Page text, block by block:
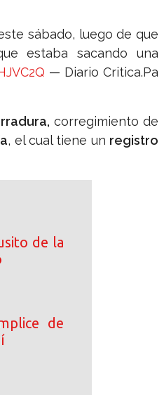
sábado, luego de que
estaba sacando una
— Diario Critica.Pa
corregimiento de
, el cual tiene un registro
de la
de